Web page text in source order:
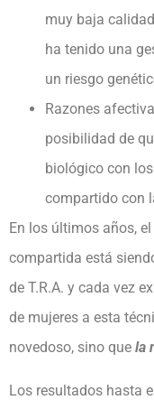
muy baja
ha tenido una
un riesgo
Razones
posibilidad de
biológico con
compartido con
En los últimos años,
compartida está
de T.R.A. y cada vez
de mujeres a esta
novedoso, sino que la
Los resultados hasta